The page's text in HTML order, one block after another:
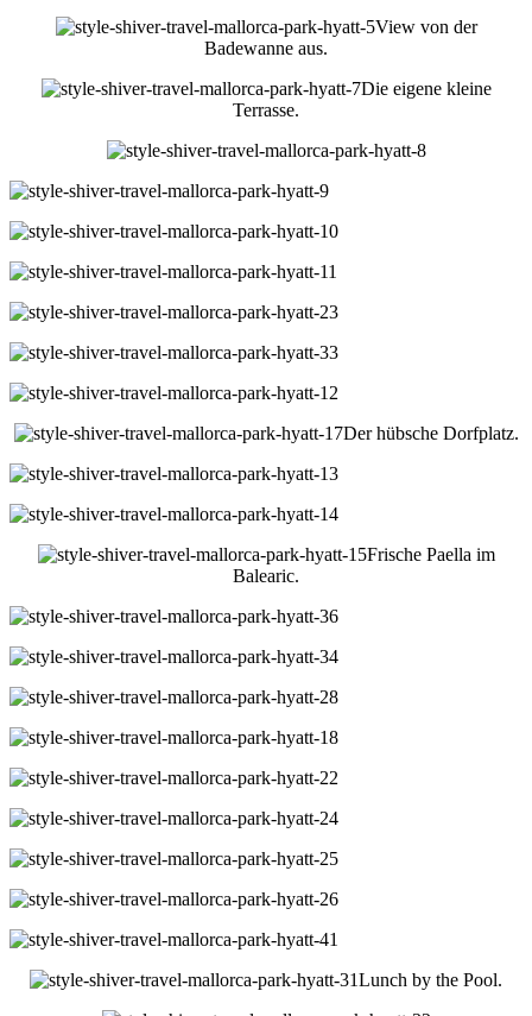
View von der
Badewanne aus.
Die eigene kleine
Terrasse.
Der hübsche Dorfplatz.
Frische Paella im
Balearic.
Lunch by the Pool.